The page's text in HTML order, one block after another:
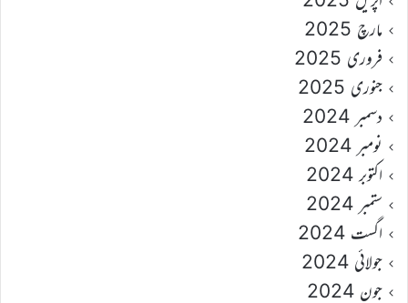
مارچ 2025
فروری 2025
جنوری 2025
دسمبر 2024
نومبر 2024
اکتوبر 2024
ستمبر 2024
اگست 2024
جولائی 2024
جون 2024